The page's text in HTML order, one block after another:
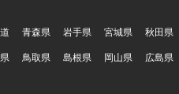
青森県 岩手県 宮城県 秋田県
鳥取県 島根県 岡山県 広島県